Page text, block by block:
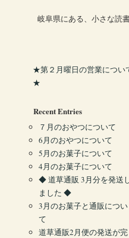
岐阜県にある、小さな読書
★第２月曜日の営業につい
★
Recent Entries
７月のおやつについて
6月のおやつについて
5月のお菓子について
4月のお菓子について
◆ 道草通販 3月分を発送
ました ◆
3月のお菓子と通販につい
て
道草通販2月便の発送が完